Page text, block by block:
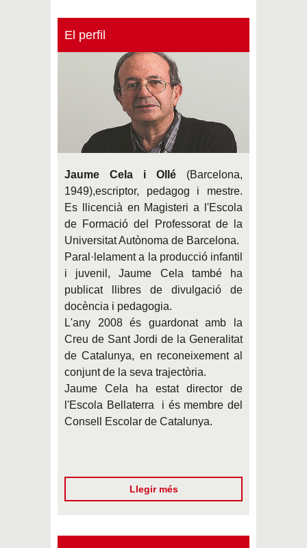
El perfil
Jaume Cela i Ollé (Barcelona,
1949),escriptor, pedagog i mestre.
Es llicencià en Magisteri a l'Escola
de Formació del Professorat de la
Universitat Autònoma de Barcelona.
Paral·lelament a la producció infantil
i juvenil, Jaume Cela també ha
publicat llibres de divulgació de
docència i pedagogia.
L'any 2008 és guardonat amb la
Creu de Sant Jordi de la Generalitat
de Catalunya, en reconeixement al
conjunt de la seva trajectòria.
Jaume Cela ha estat director de
l'Escola Bellaterra i és membre del
Consell Escolar de Catalunya.
Llegir més